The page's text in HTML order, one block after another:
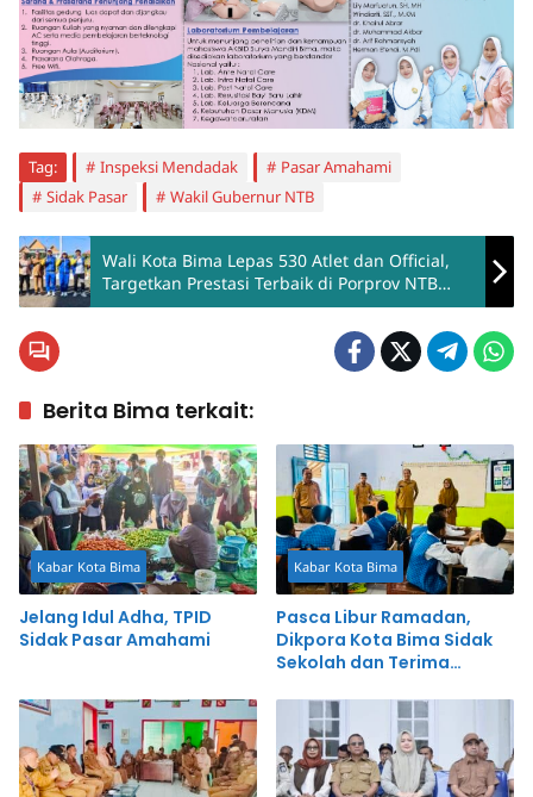
Tag: Inspeksi Mendadak
Pasar Amahami
Sidak Pasar
Wakil Gubernur NTB
Wali Kota Bima Lepas 530 Atlet dan Official,
Targetkan Prestasi Terbaik di Porprov NTB
2026
Berita Bima terkait:
Kabar Kota Bima
Jelang Idul Adha, TPID
Sidak Pasar Amahami
Kabar Kota Bima
Pasca Libur Ramadan,
Dikpora Kota Bima Sidak
Sekolah dan Terima